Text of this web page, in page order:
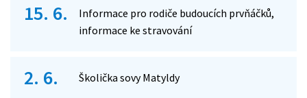
15. 6.
Informace pro rodiče budoucích prvňáčků,
informace ke stravování
2. 6. Školička sovy Matyldy